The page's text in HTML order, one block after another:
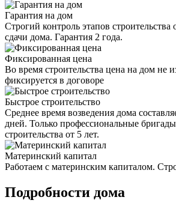
Гарантия на дом
Строгий контроль этапов строительства
сдачи дома. Гарантия 2 года.
Фиксированная цена
Во время строительства цена на дом не
фиксируется в договоре
Быстрое строительство
Среднее время возведения дома
дней. Только профессиональные
строительства от 5 лет.
Материнский капитал
Работаем с материнским капиталом.
Подробности дома